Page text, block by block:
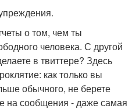
о том, чем ты
человека. С другой
в твиттере? Здесь
как только вы
обычного, не берете
на сообщения - даже самая